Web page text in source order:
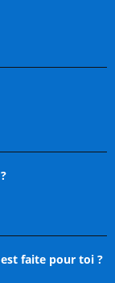
faite pour toi ?